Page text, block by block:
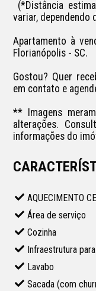
variar,
Apartamento à
Florianópolis - SC.
Gostou? Quer
em contato e
** Imagens
alterações.
informações do
AQUECIMENTO
Área de serviço
Cozinha
Infraestrutura
Lavabo
Sacada (com